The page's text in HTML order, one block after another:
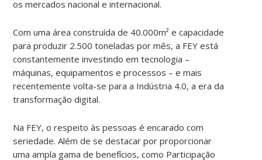
os mercados nacional e internacional.
Com uma área construída de 40.000m² e capacidade
para produzir 2.500 toneladas por mês, a FEY está
constantemente investindo em tecnologia –
máquinas, equipamentos e processos – e mais
recentemente volta-se para a Indústria 4.0, a era da
transformação digital.
Na FEY, o respeito às pessoas é encarado com
seriedade. Além de se destacar por proporcionar
uma ampla gama de benefícios, como Participação